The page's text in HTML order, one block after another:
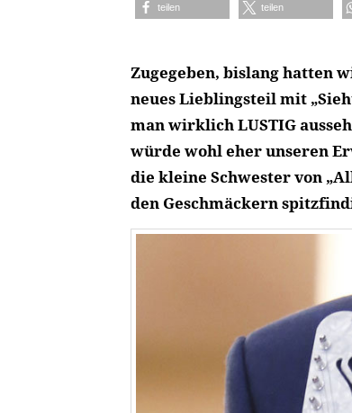
teilen teilen
Zugegeben, bislang hatten
neues Lieblingsteil mit
man wirklich LUSTIG
würde wohl eher unseren
die kleine Schwester von
den Geschmäckern